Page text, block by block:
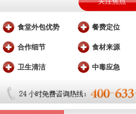
食堂外包优势 餐费定位
合作细节 食材来源
卫生清洁 中毒应急